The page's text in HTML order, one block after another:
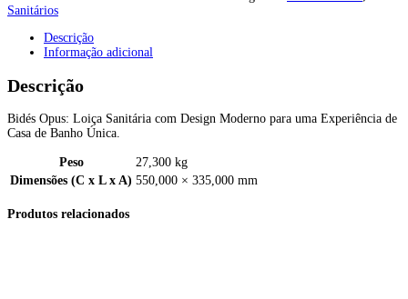
Sanitários
Descrição
Informação adicional
Descrição
Bidés Opus: Loiça Sanitária com Design Moderno para uma Experiência de
Casa de Banho Única.
Peso
27,300 kg
Dimensões (C x L x A) 550,000 × 335,000 mm
Produtos relacionados